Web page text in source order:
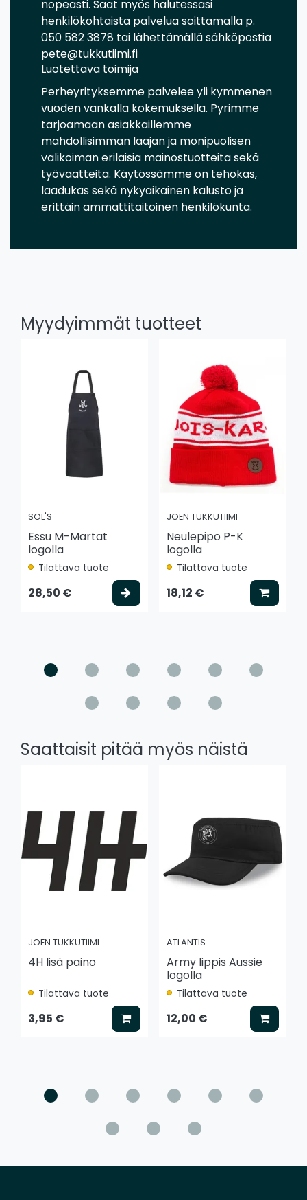
nopeasti. Saat myös halutessasi
henkilökohtaista palvelua soittamalla p.
050 582 3878 tai lähettämällä sähköpostia
pete@tukkutiimi.fi
Luotettava toimija
Perheyrityksemme palvelee yli kymmenen
vuoden vankalla kokemuksella. Pyrimme
tarjoamaan asiakkaillemme
mahdollisimman laajan ja monipuolisen
valikoiman erilaisia mainostuotteita sekä
työvaatteita. Käytössämme on tehokas,
laadukas sekä nykyaikainen kalusto ja
erittäin ammattitaitoinen henkilökunta.
Myydyimmät tuotteet
SOL'S
Essu M-Martat
logolla
Tilattava tuote
28,50 € Valitse vaihtoehto
JOEN TUKKUTIIMI
Neulepipo P-K
logolla
Tilattava tuote
18,12 € Lisää
Saattaisit pitää myös näistä
JOEN TUKKUTIIMI
4H lisä paino
Tilattava tuote
3,95 € Lisää koriin
ATLANTIS
Army lippis Aussie
logolla
Tilattava tuote
12,00 € Lisää